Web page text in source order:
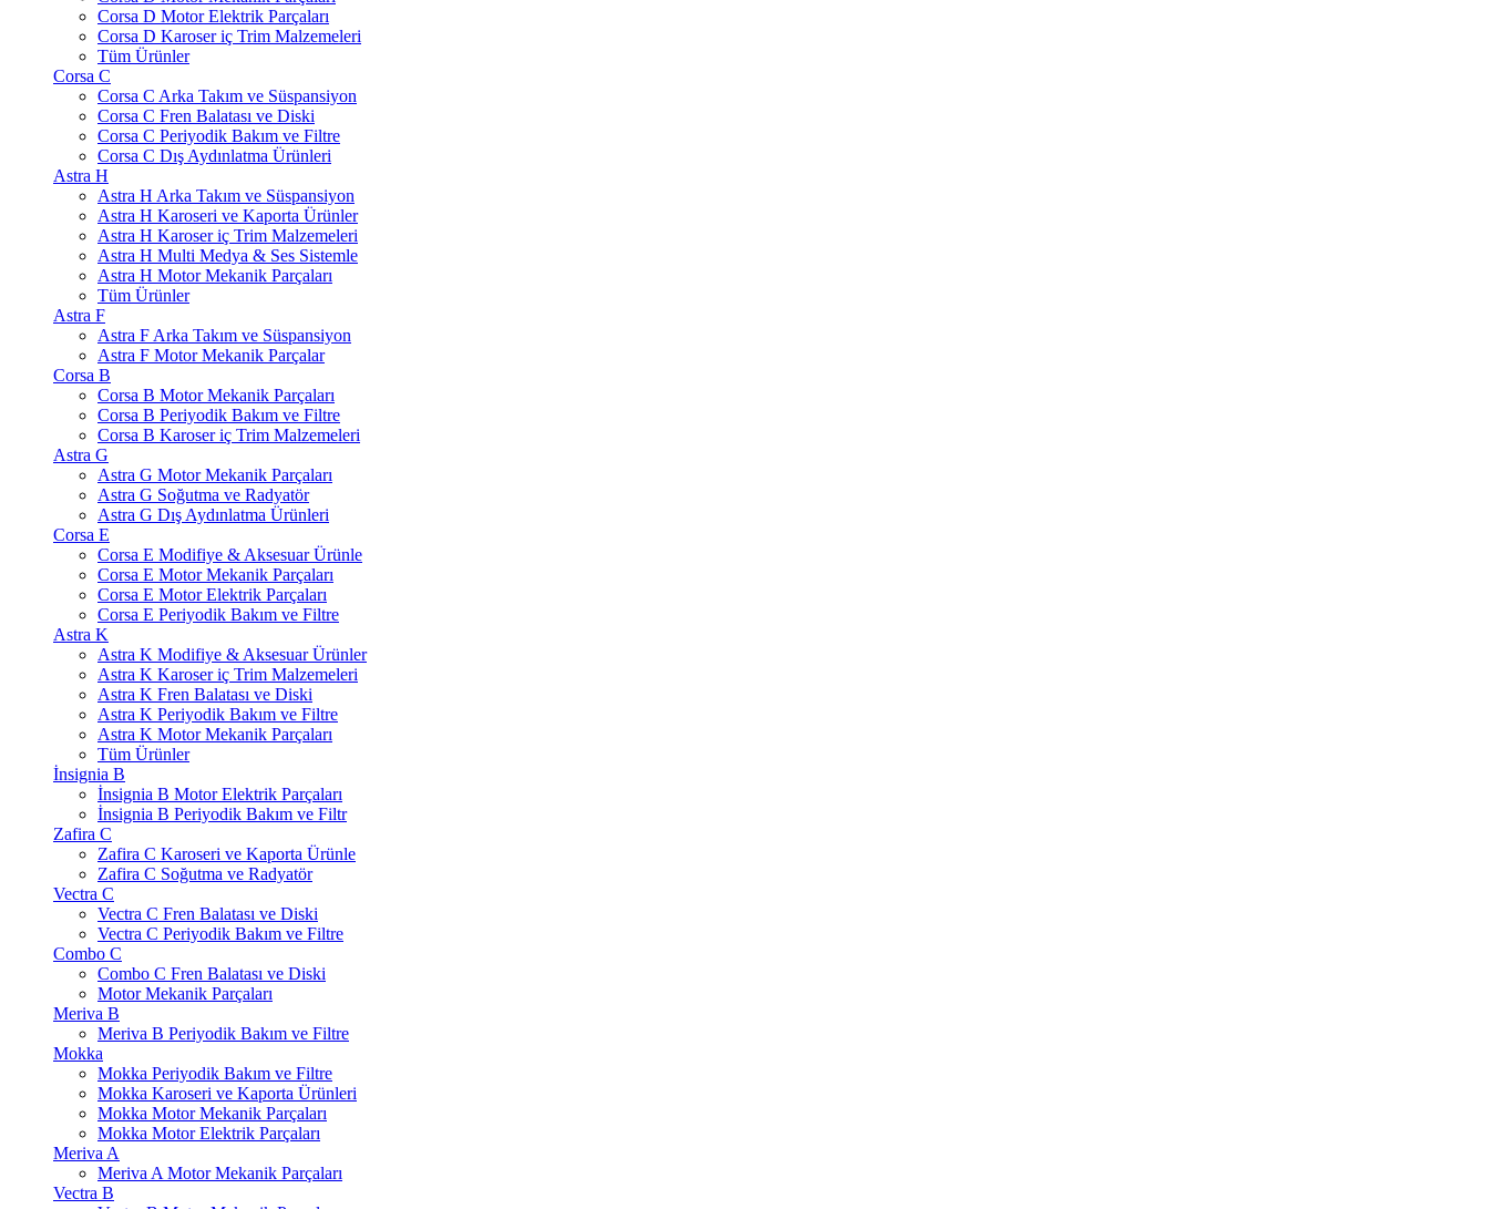
Corsa D Motor Elektrik Parçaları
Corsa D Karoser iç Trim Malzemeleri
Tüm Ürünler
Corsa C
Corsa C Arka Takım ve Süspansiyon
Corsa C Fren Balatası ve Diski
Corsa C Periyodik Bakım ve Filtre
Corsa C Dış Aydınlatma Ürünleri
Astra H
Astra H Arka Takım ve Süspansiyon
Astra H Karoseri ve Kaporta Ürünler
Astra H Karoser iç Trim Malzemeleri
Astra H Multi Medya & Ses Sistemle
Astra H Motor Mekanik Parçaları
Tüm Ürünler
Astra F
Astra F Arka Takım ve Süspansiyon
Astra F Motor Mekanik Parçalar
Corsa B
Corsa B Motor Mekanik Parçaları
Corsa B Periyodik Bakım ve Filtre
Corsa B Karoser iç Trim Malzemeleri
Astra G
Astra G Motor Mekanik Parçaları
Astra G Soğutma ve Radyatör
Astra G Dış Aydınlatma Ürünleri
Corsa E
Corsa E Modifiye & Aksesuar Ürünle
Corsa E Motor Mekanik Parçaları
Corsa E Motor Elektrik Parçaları
Corsa E Periyodik Bakım ve Filtre
Astra K
Astra K Modifiye & Aksesuar Ürünler
Astra K Karoser iç Trim Malzemeleri
Astra K Fren Balatası ve Diski
Astra K Periyodik Bakım ve Filtre
Astra K Motor Mekanik Parçaları
Tüm Ürünler
İnsignia B
İnsignia B Motor Elektrik Parçaları
İnsignia B Periyodik Bakım ve Filtr
Zafira C
Zafira C Karoseri ve Kaporta Ürünle
Zafira C Soğutma ve Radyatör
Vectra C
Vectra C Fren Balatası ve Diski
Vectra C Periyodik Bakım ve Filtre
Combo C
Combo C Fren Balatası ve Diski
Motor Mekanik Parçaları
Meriva B
Meriva B Periyodik Bakım ve Filtre
Mokka
Mokka Periyodik Bakım ve Filtre
Mokka Karoseri ve Kaporta Ürünleri
Mokka Motor Mekanik Parçaları
Mokka Motor Elektrik Parçaları
Meriva A
Meriva A Motor Mekanik Parçaları
Vectra B